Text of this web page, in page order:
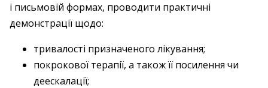
і письмовій формах, проводити практичні
демонстрації щодо:
тривалості призначеного лікування;
покрокової терапії, а також її посилення чи
деескалації;